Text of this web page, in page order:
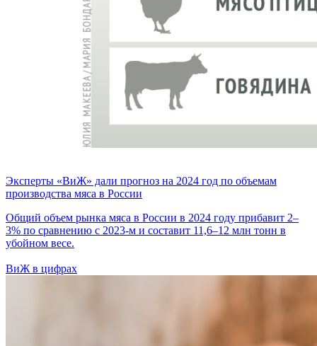
Эксперты «ВиЖ» дали прогноз на 2024 год по объемам
производства мяса в России
Общий объем рынка мяса в России в 2024 году прибавит 2–
3% по сравнению с 2023-м и составит 11,6–12 млн тонн в
убойном весе.
ВиЖ в цифрах